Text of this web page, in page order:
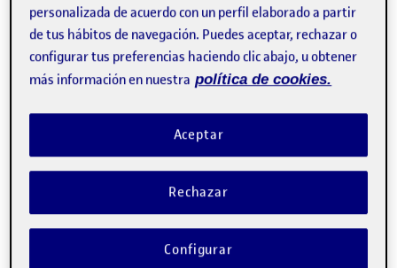
La «relatividad del tiempo», «el sujeto como centro del
pensamiento».
La «relatividad» entendida desde el significado «textual»
siendo «el sujeto» y su «mirada» el centro del «conocimiento
relativo».
Ensayo, ciencia y literatura basado en la teoría del todo de
Definición de Las Bellas Artes por María Román Payá.
Imaginemos que un año dura un minuto y, cuando pasa todo
el cronometraje, el tiempo se restablece. Supongamos que
cada año/ minuto se haya posicionado en un espacio
concreto, que se ve modificado por la influencia de los
personalizada de acuerdo con un perfil elaborado a partir
de tus hábitos de navegación. Puedes aceptar, rechazar o
configurar tus preferencias haciendo clic abajo, u obtener
más información en nuestra política de cookies.
Rechazar
Aceptar
Configurar